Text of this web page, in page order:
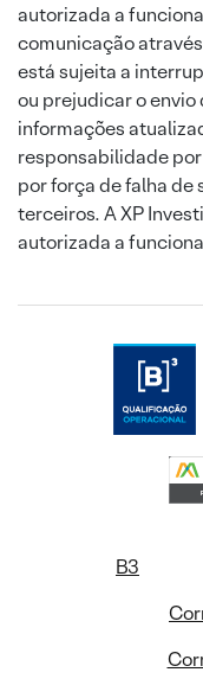
autorizada a
comunicação
está sujeita a
ou prejudicar o envio
informações
responsabilidade
por força de falha
terceiros. A XP
autorizada a
B3